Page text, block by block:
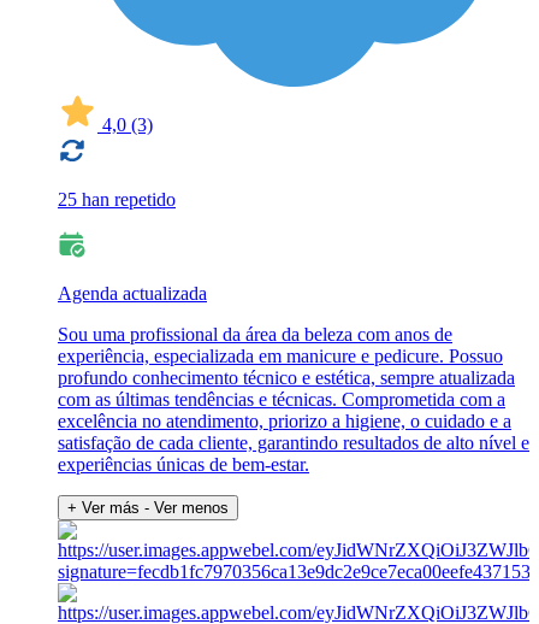
4,0 (3)
25 han repetido
Agenda actualizada
Sou uma profissional da área da beleza com anos de
experiência, especializada em manicure e pedicure. Possuo
profundo conhecimento técnico e estética, sempre atualizada
com as últimas tendências e técnicas. Comprometida com a
excelência no atendimento, priorizo a higiene, o cuidado e a
satisfação de cada cliente, garantindo resultados de alto nível e
experiências únicas de bem-estar.
+ Ver más - Ver menos